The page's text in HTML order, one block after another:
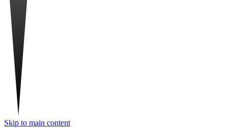
Skip to main content